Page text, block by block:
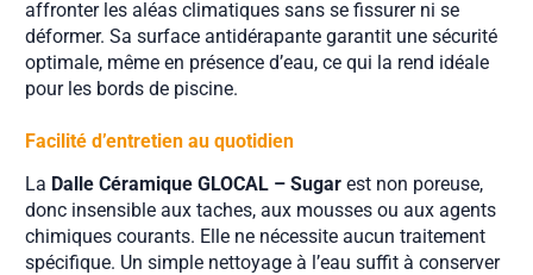
affronter les aléas climatiques sans se fissurer ni se
déformer. Sa surface antidérapante garantit une sécurité
optimale, même en présence d’eau, ce qui la rend idéale
pour les bords de piscine.
Facilité d’entretien au quotidien
La Dalle Céramique GLOCAL – Sugarest non poreuse,
donc insensible aux taches, aux mousses ou aux agents
chimiques courants. Elle ne nécessite aucun traitement
spécifique. Un simple nettoyage à l’eau suffit à conserver